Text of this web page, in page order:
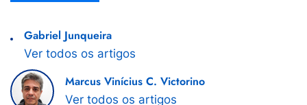
Gabriel Junqueira
Ver todos os artigos
Marcus Vinícius C. Victorino
Ver todos os artigos